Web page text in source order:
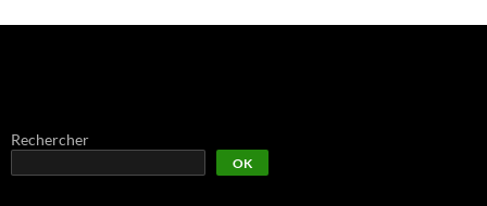
Rechercher
OK